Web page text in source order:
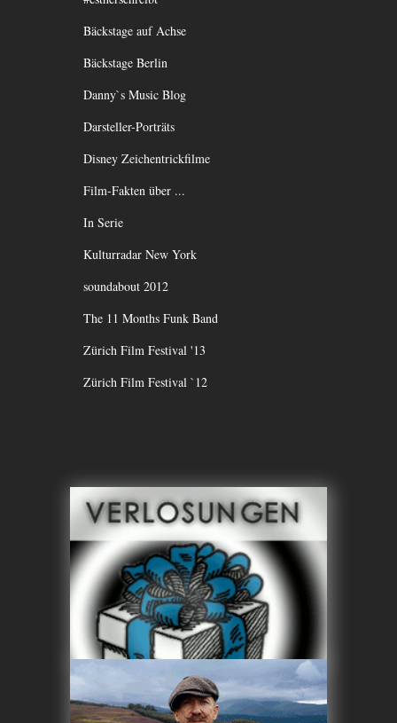
Bäckstage auf Achse
Bäckstage Berlin
Danny`s Music Blog
Darsteller-Porträts
Disney Zeichentrickfilme
Film-Fakten über ...
In Serie
Kulturradar New York
soundabout 2012
The 11 Months Funk Band
Zürich Film Festival '13
Zürich Film Festival `12